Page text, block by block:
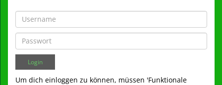
Um dich einloggen zu können, müssen 'Funktionale